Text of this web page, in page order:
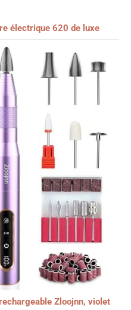
électrique 620 de luxe
Zloojnn, violet